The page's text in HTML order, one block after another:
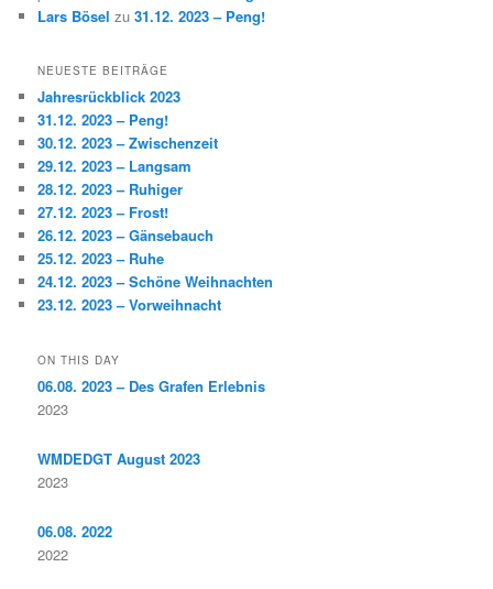
Lars Bösel zu31.12. 2023 – Peng!
NEUESTE BEITRÄGE
Jahresrückblick 2023
31.12. 2023 – Peng!
30.12. 2023 – Zwischenzeit
29.12. 2023 – Langsam
28.12. 2023 – Ruhiger
27.12. 2023 – Frost!
26.12. 2023 – Gänsebauch
25.12. 2023 – Ruhe
24.12. 2023 – Schöne Weihnachten
23.12. 2023 – Vorweihnacht
ON THIS DAY
06.08. 2023 – Des Grafen Erlebnis
2023
WMDEDGT August 2023
2023
06.08. 2022
2022